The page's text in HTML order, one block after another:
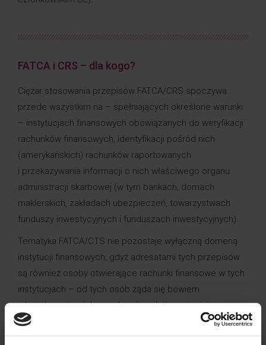
FATCA i CRS – dla kogo?
Ciężar stosowania przepisów FATCA/CRS spoczywa
przede wszystkim na – spełniających określone warunki
– instytucjach finansowych obowiązanych do weryfikacji
rachunków finansowych, identyfikacji pośród nich
(amerykańskich) rachunków raportowanych
i przekazywania informacji o nich właściwego organu
administracji skarbowej (w tym bankach, domach
maklerskich, zakładach ubezpieczeń, towarzystwach
funduszy inwestycyjnych i funduszach inwestycyjnych).
Tematyka FATCA/CTS nie pozostaje wyłączną domeną
instytucji finansowych, gdyż adresatami tych przepisów
są również osoby otwierające rachunki finansowe w tych
instytucjach – od tych osób żąda się bowiem
oświadczenia o ich rezydencji podatkowej, a jej
określenie bywa kłopotliwe (chociażby w sytuacji
Polaków spędzających część roku poza granicami